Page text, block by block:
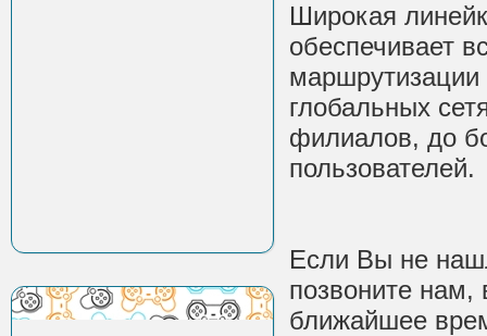
Широкая
обеспечивает
маршрутизации
глобальных
филиалов, до
пользователей.
Если Вы не
позвоните нам,
ближайшее